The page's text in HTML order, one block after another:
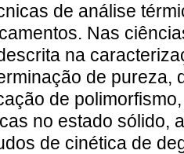
de análise
Nas
na
de pureza,
de
no estado sólido,
de cinética de